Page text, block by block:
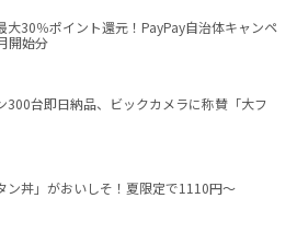
大30％ポイント還元！PayPay自治体キャンペ
開始分
300台即日納品、ビックカメラに称賛「大フ
ン丼」がおいしそ！夏限定で1110円～